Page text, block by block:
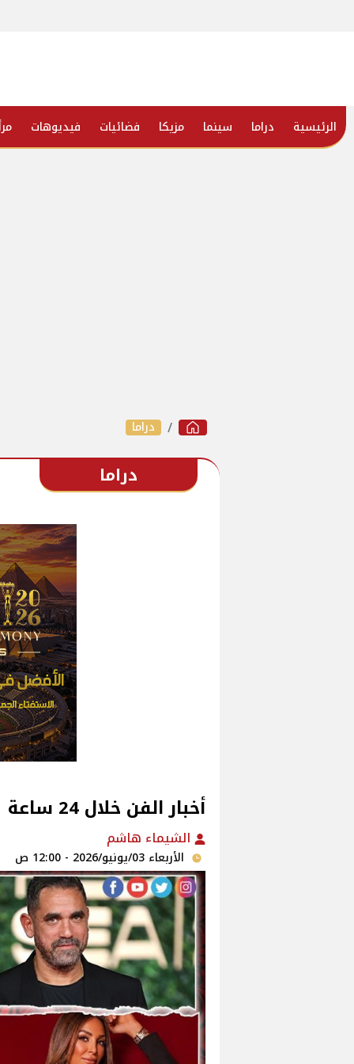
الرئيسية دراما سينما مزيكا فضائيات فيديوهات
دراما
دراما
أخبار الفن خلال 24 ساعة
الشيماء هاشم
الأربعاء 03/يونيو/2026 - 12:00 ص